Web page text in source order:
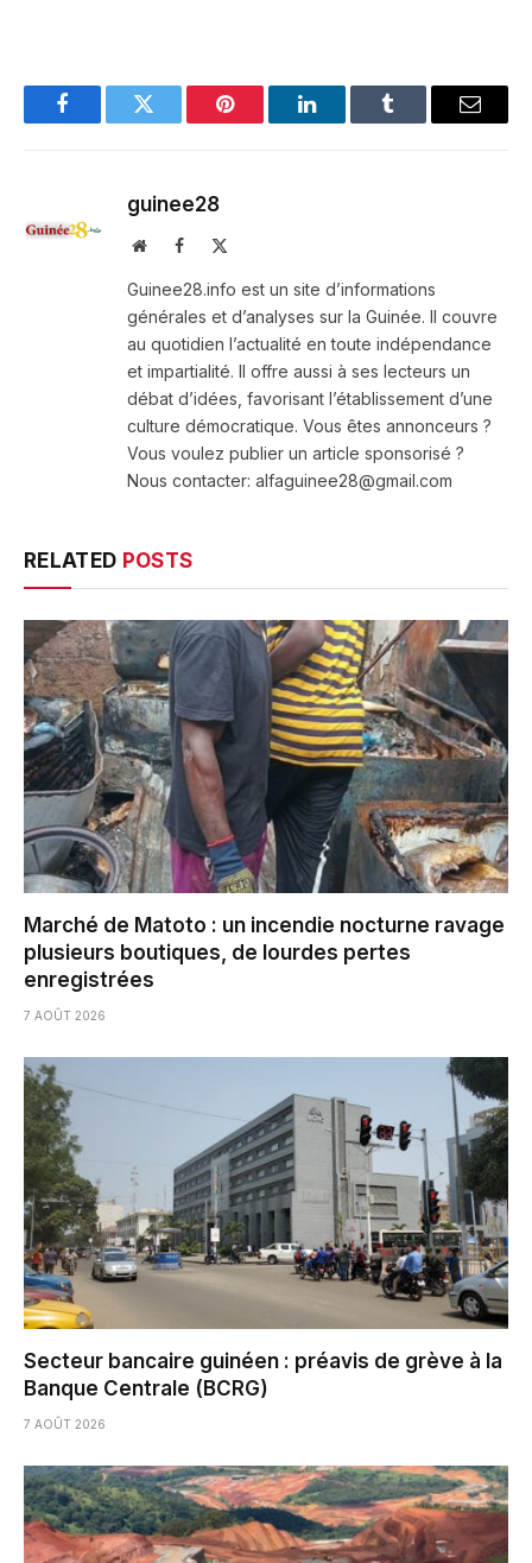
FacebookTwitter Pinterest LinkedInTumblr Email
guinee28
WebsiteFacebook
Guinee28.info est un site d’informations
générales et d’analyses sur la Guinée. Il couvre
au quotidien l’actualité en toute indépendance
et impartialité. Il offre aussi à ses lecteurs un
débat d’idées, favorisant l’établissement d’une
culture démocratique. Vous êtes annonceurs ?
Vous voulez publier un article sponsorisé ?
Nous contacter: alfaguinee28@gmail.com
RELATED POSTS
Marché de Matoto : un incendie nocturne ravage
plusieurs boutiques, de lourdes pertes
enregistrées
7 AOÛT 2026
Secteur bancaire guinéen : préavis de grève à la
Banque Centrale (BCRG)
7 AOÛT 2026